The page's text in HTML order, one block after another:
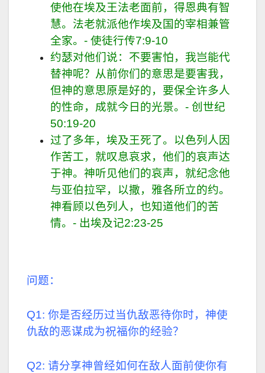
使他在埃及王法老面前，得恩典有智
慧。法老就派他作埃及国的宰相兼管
全家。- 使徒行传7:9-10
约瑟对他们说：不要害怕，我岂能代
替神呢？从前你们的意思是要害我，
但神的意思原是好的，要保全许多人
的性命，成就今日的光景。- 创世纪
50:19-20
过了多年，埃及王死了。以色列人因
作苦工，就叹息哀求，他们的哀声达
于神。神听见他们的哀声，就纪念他
与亚伯拉罕，以撒，雅各所立的约。
神看顾以色列人，也知道他们的苦
情。- 出埃及记2:23-25
问题：
Q1: 你是否经历过当仇敌恶待你时，神使
仇敌的恶谋成为祝福你的经验？
Q2: 请分享神曾经如何在敌人面前使你有